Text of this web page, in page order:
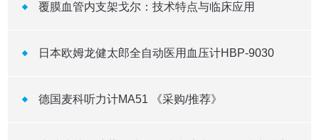
覆膜血管内支架戈尔：技术特点与临床应用
日本欧姆龙健太郎全自动医用血压计HBP-9030
德国麦科听力计MA51 《采购/推荐》